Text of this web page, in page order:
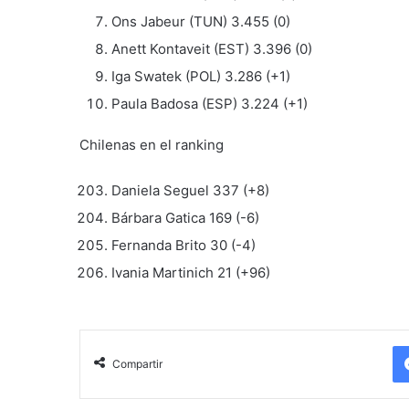
Ons Jabeur (TUN) 3.455 (0)
Anett Kontaveit (EST) 3.396 (0)
Iga Swatek (POL) 3.286 (+1)
Paula Badosa (ESP) 3.224 (+1)
Chilenas en el ranking
Daniela Seguel 337 (+8)
Bárbara Gatica 169 (-6)
Fernanda Brito 30 (-4)
Ivania Martinich 21 (+96)
Compartir